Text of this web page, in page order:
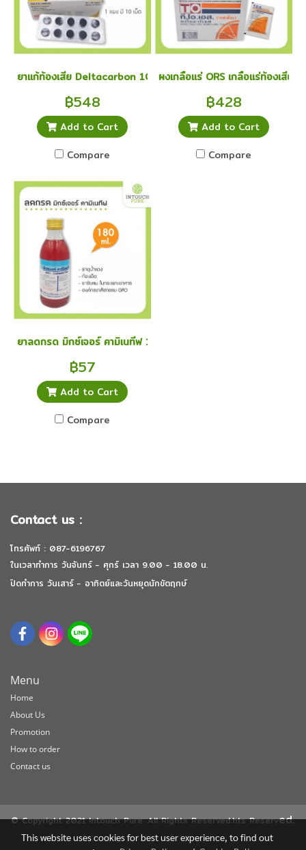
ยาแก้ท้องเสีย Deltacarbon 10 แผง คาร์บอน แก้ท้องเสีย ท้องอืด ท้
฿548
Add to Cart
Compare
ผงเกลือแร่ ORS เกลือแร่ท้องเสีย
฿428
Add to Cart
Compare
ยาลดกรด มิกซ์เจอร์ คามิเนทีฟ 180 มล ธาตุน้ำแดง แก้ท้องอืด ขับลม
฿57
Add to Cart
Compare
Contact us :
โทรศัพท์ : 087-6196767
ในเวลาทำการ วันจันทร์ - ศุกร์ เวลา 9.00 - 18.00 น.
ปิดทำการ วันเสาร์ - อาทิตย์และวันหยุดนักขัตฤกษ์
Menu
Home
About Us
Promotion
How to order
Contact us
© Copyright 2021 Intouch Pure. All Rights Reserved.hts Reserved.
This website uses cookies for best user experience, to find out